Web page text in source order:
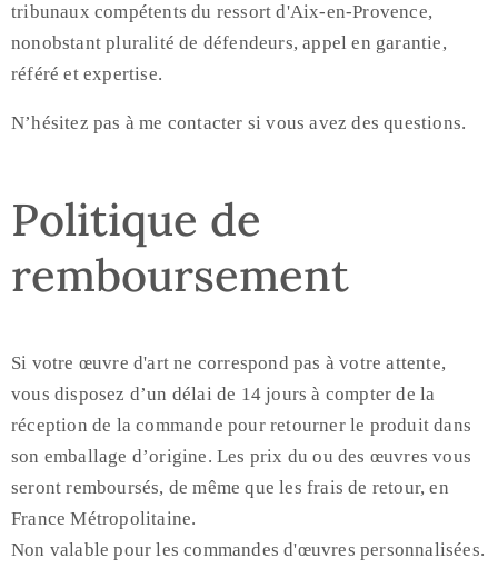
tribunaux compétents du ressort d'Aix-en-Provence,
nonobstant pluralité de défendeurs, appel en garantie,
référé et expertise.
N’hésitez pas à me contacter si vous avez des questions.
Politique de
remboursement
Si votre œuvre d'art ne correspond pas à votre attente,
vous disposez d’un délai de 14 jours à compter de la
réception de la commande pour retourner le produit dans
son emballage d’origine. Les prix du ou des œuvres vous
seront remboursés, de même que les frais de retour, en
France Métropolitaine.
Non valable pour les commandes d'œuvres personnalisées.